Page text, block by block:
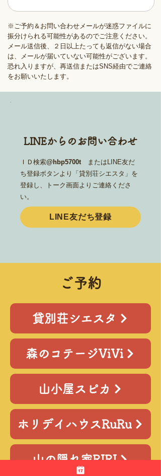
※ご予約＆お問い合わせメールが迷惑ファイルに
振分けられる可能性があるのでご注意ください。
メール送信後、２日以上たっても返信がない場合
は、メールが届いていない可能性がございます。
恐れ入りますが、再送信またはSNS経由でご連絡
をお願いいたします。
LINEからのお問い合わせ
ＩＤ検索@hbp5700tまたはLINE友だ
ち登録ボタンより「貸別荘シエスタ」を
登録し、トーク画面よりご連絡くださ
い。
LINE友だち登録
ご予約
貸別荘シエスタ
森のコテージViVi
山小屋スピカ
ホリデイハウスRuRu
山の隠れ家RIRI